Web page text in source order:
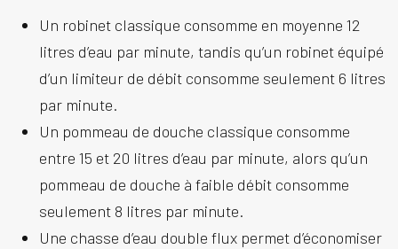
Un robinet classique consomme en moyenne 12
litres d’eau par minute, tandis qu’un robinet équipé
d’un limiteur de débit consomme seulement 6 litres
par minute.
Un pommeau de douche classique consomme
entre 15 et 20 litres d’eau par minute, alors qu’un
pommeau de douche à faible débit consomme
seulement 8 litres par minute.
Une chasse d’eau double flux permet d’économiser